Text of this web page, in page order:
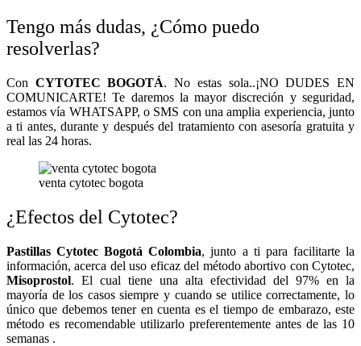
Tengo más dudas, ¿Cómo puedo
resolverlas?
Con CYTOTEC BOGOTÁ. No estas sola..¡NO DUDES EN
COMUNICARTE! Te daremos la mayor discreción y seguridad,
estamos vía WHATSAPP, o SMS con una amplia experiencia, junto
a ti antes, durante y después del tratamiento con asesoría gratuita y
real las 24 horas.
venta cytotec bogota
¿Efectos del Cytotec?
Pastillas Cytotec Bogotá Colombia, junto a ti para facilitarte la
información, acerca del uso eficaz del método abortivo con Cytotec,
Misoprostol. El cual tiene una alta efectividad del 97% en la
mayoría de los casos siempre y cuando se utilice correctamente, lo
único que debemos tener en cuenta es el tiempo de embarazo, este
método es recomendable utilizarlo preferentemente antes de las 10
semanas .